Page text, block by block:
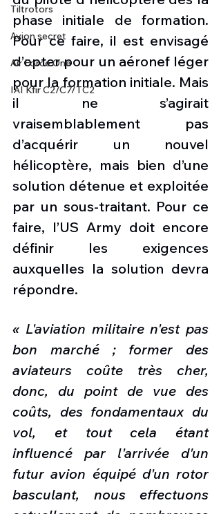
Tiltrotors
Avion secret
Air Force One
IAI Kfir C2/C7/TC2
phase initiale de formation.
Pour ce faire, il est envisagé
d’opter pour un aéronef léger
pour la formation initiale. Mais
il ne s’agirait
vraisemblablement pas
d’acquérir un nouvel
hélicoptère, mais bien d’une
solution détenue et exploitée
par un sous-traitant. Pour ce
faire, l’US Army doit encore
définir les exigences
auxquelles la solution devra
répondre.
« L'aviation militaire n'est pas
bon marché ; former des
aviateurs coûte très cher,
donc, du point de vue des
coûts, des fondamentaux du
vol, et tout cela étant
influencé par l'arrivée d'un
futur avion équipé d'un rotor
basculant, nous effectuons